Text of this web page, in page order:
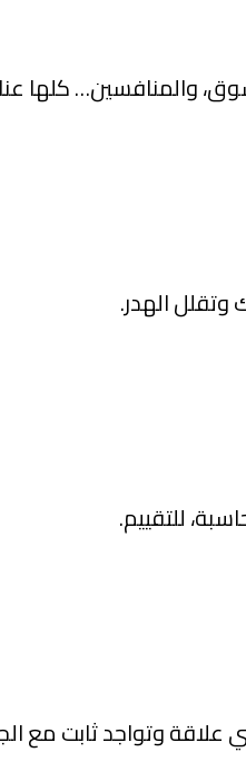
والمنافسين… كلها
وتقلل الهدر.
للتقييم.
وتواجد ثابت مع